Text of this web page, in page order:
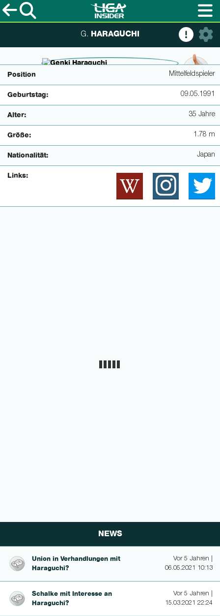
G. HARAGUCHI
© imagoimages / ULMER Pressebildagentur
Position Mittelfeldspieler
Geburtstag: 09.05.1991
Alter: 35 Jahre
Größe: 1.78 m
Nationalität: Japan
Links:
NEWS
Union in Ver­handlun­gen mit
Haraguchi?
Vor 5 Jahren |
06.05.2021 10:13
Schalke mit Interesse an
Haraguchi?
Vor 5 Jahren |
15.03.2021 22:24